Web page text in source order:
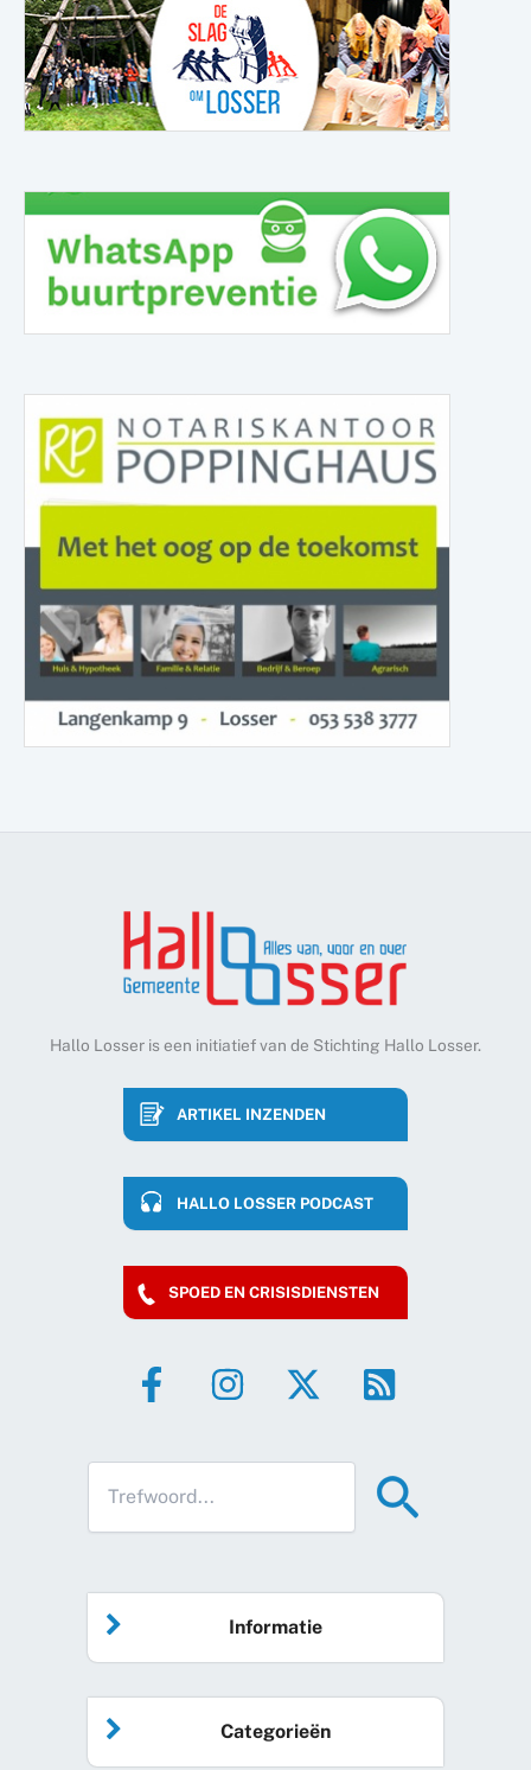
Hallo Losser is een initiatief van de Stichting Hallo Losser.
ARTIKEL INZENDEN
HALLO LOSSER PODCAST
SPOED EN CRISISDIENSTEN
Informatie
Home
Categorieën